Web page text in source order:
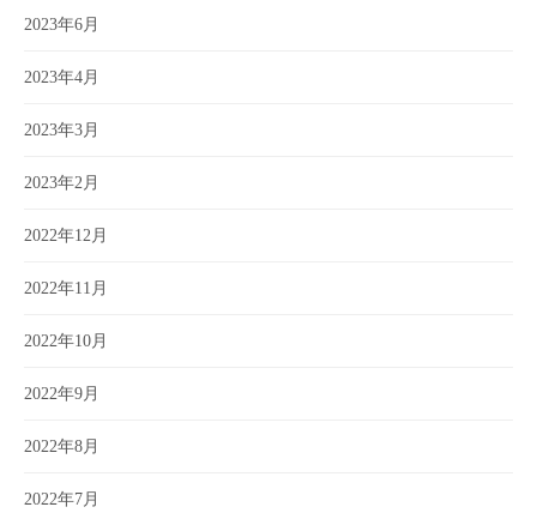
2023年6月
2023年4月
2023年3月
2023年2月
2022年12月
2022年11月
2022年10月
2022年9月
2022年8月
2022年7月